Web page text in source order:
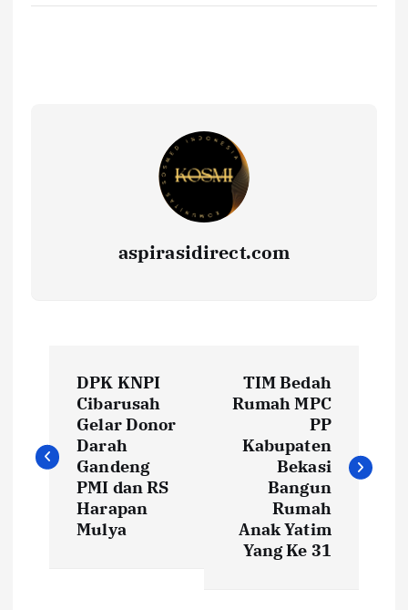
aspirasidirect.com
v
DPK KNPI
Cibarusah
Gelar Donor
Darah
Gandeng
PMI dan RS
Harapan
Mulya
TIM Bedah
Rumah MPC
PP
Kabupaten
Bekasi
Bangun
Rumah
Anak Yatim
Yang Ke 31